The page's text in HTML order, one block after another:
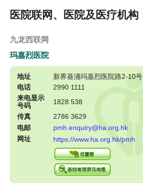
医院联网、医院及医疗机构
九龙西联网
玛嘉烈医院
地址
新界葵涌玛嘉烈医院路2-10号
电话
2990 1111
来电显示
号码
1828 538
传真
2786 3629
电邮
pmh.enquiry@ha.org.hk
网址
https://www.ha.org.hk/pmh